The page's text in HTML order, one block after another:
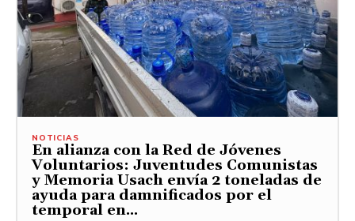
NOTICIAS
En alianza con la Red de Jóvenes
Voluntarios: Juventudes Comunistas
y Memoria Usach envía 2 toneladas de
ayuda para damnificados por el
temporal en...